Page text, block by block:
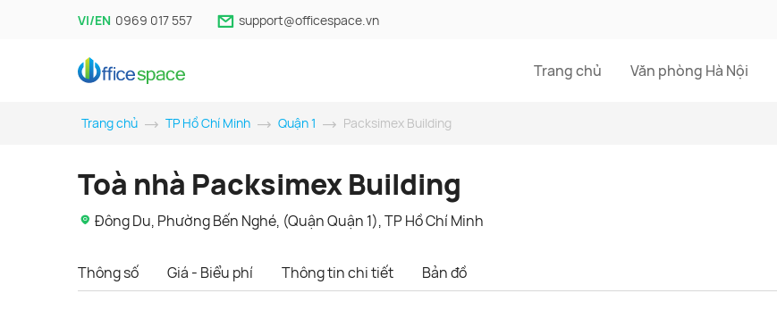
VI/EN 0969 017 557 support@officespace.vn
Trang chủ Văn phòng Hà Nội
Trang chủ TP Hồ Chí Minh Quận 1 Packsimex Building
Toà nhà Packsimex Building
Đông Du, Phường Bến Nghé, (Quận Quận 1), TP Hồ Chí Minh
Thông số Giá - Biểu phí Thông tin chi tiết Bản đồ